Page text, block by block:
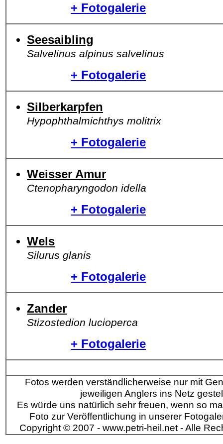
+ Fotogalerie
Seesaibling
Salvelinus alpinus salvelinus
+ Fotogalerie
Silberkarpfen
Hypophthalmichthys molitrix
+ Fotogalerie
Weisser Amur
Ctenopharyngodon idella
+ Fotogalerie
Wels
Silurus glanis
+ Fotogalerie
Zander
Stizostedion lucioperca
+ Fotogalerie
Fotos werden verständlicherweise nur mit
jeweiligen Anglers ins Netz
Es würde uns natürlich sehr freuen, wenn so
Foto zur Veröffentlichung in unserer
Copyright © 2007 - www.petri-heil.net - Alle